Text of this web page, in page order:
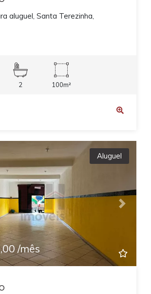
aluguel, Santa Terezinha,
2 100m²
Next
Aluguel
/mês